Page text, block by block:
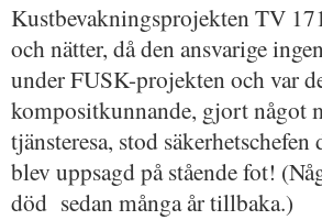
Kustbevakningsprojekten TV
och nätter, då den ansvarige
under FUSK-projekten och var
kompositkunnande, gjort något
tjänsteresa, stod
blev uppsagd på stående fot!
död sedan många år tillbaka.)